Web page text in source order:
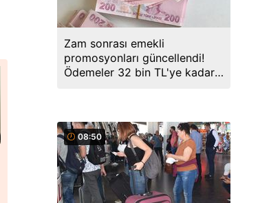
Zam sonrası emekli
promosyonları güncellendi!
Ödemeler 32 bin TL'ye kadar
08:50